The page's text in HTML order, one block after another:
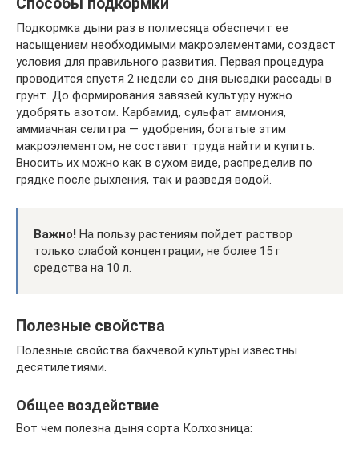
Способы подкормки
Подкормка дыни раз в полмесяца обеспечит ее
насыщением необходимыми макроэлементами, создаст
условия для правильного развития. Первая процедура
проводится спустя 2 недели со дня высадки рассады в
грунт. До формирования завязей культуру нужно
удобрять азотом. Карбамид, сульфат аммония,
аммиачная селитра — удобрения, богатые этим
макроэлементом, не составит труда найти и купить.
Вносить их можно как в сухом виде, распределив по
грядке после рыхления, так и разведя водой.
Важно! На пользу растениям пойдет раствор
только слабой концентрации, не более 15 г
средства на 10 л.
Полезные свойства
Полезные свойства бахчевой культуры известны
десятилетиями.
Общее воздействие
Вот чем полезна дыня сорта Колхозница: